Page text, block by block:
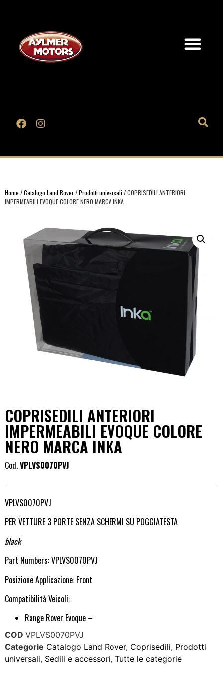
Home /Catalogo Land Rover/Prodotti universali / COPRISEDILI ANTERIORI
IMPERMEABILI EVOQUE COLORE NERO MARCA INKA
COPRISEDILI ANTERIORI
IMPERMEABILI EVOQUE COLORE
NERO MARCA INKA
Cod.VPLVS0070PVJ
VPLVS0070PVJ
PER VETTURE 3 PORTE SENZA SCHERMI SU POGGIATESTA
black
Part Numbers: VPLVS0070PVJ
Posizione Applicazione: Front
Compatibilità Veicoli:
Range Rover Evoque –
COD VPLVS0070PVJ
Categorie Catalogo Land Rover, Coprisedili, Prodotti
universali, Sedili e accessori, Tutte le categorie